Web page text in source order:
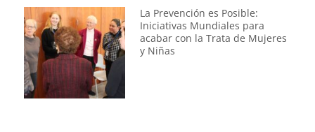
La Prevención es Posible:
Iniciativas Mundiales para
acabar con la Trata de Mujeres
y Niñas